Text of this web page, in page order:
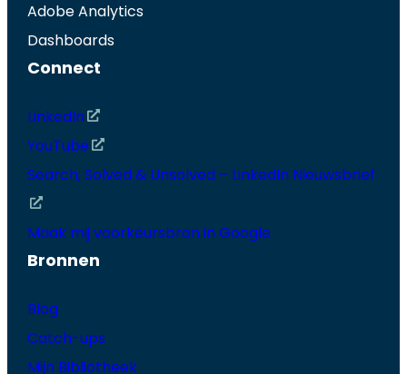
Adobe Analytics
Dashboards
Connect
LinkedIn
YouTube
Search; Solved & Unsolved – LinkedIn Nieuwsbrief
Maak mij voorkeursbron in Google
Bronnen
Blog
Catch-ups
Mijn Bibliotheek